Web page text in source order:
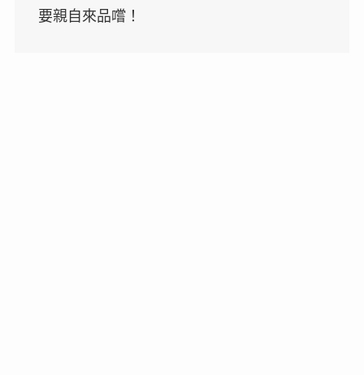
要親自來品嚐！